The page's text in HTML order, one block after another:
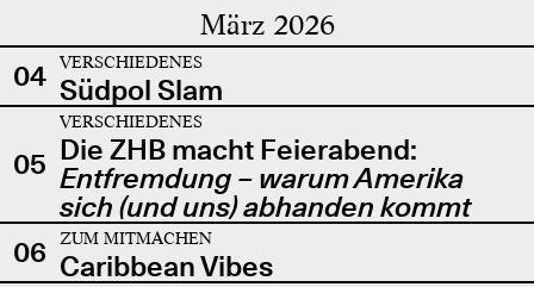
März 2026
04 VERSCHIEDENES
Südpol Slam
05
VERSCHIEDENES
Die ZHB macht Feierabend:
Entfremdung – warum Amerika
sich (und uns) abhanden kommt
06
ZUM MITMACHEN
Caribbean Vibes